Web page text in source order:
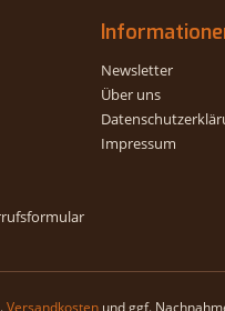
Newsletter
Über uns
Impressum
Versandkostenund ggf.